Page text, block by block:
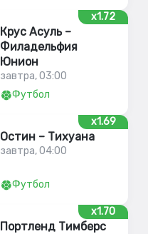
x1.72
Крус Асуль –
Филадельфия
Юнион
завтра, 03:00
Футбол
x1.69
Остин – Тихуана
завтра, 04:00
Футбол
x1.70
Портленд Тимберс